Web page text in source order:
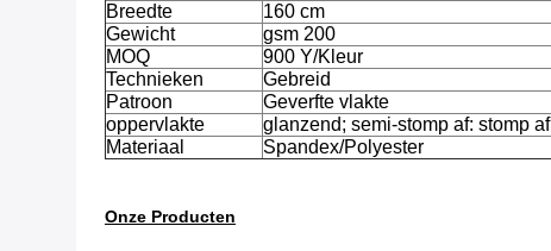
Breedte
160 cm
Gewicht
gsm 200
MOQ
900 Y/Kleur
Technieken
Gebreid
Patroon
Geverfte vlakte
oppervlakte
glanzend; semi-stomp af: stomp af
Materiaal
Spandex/Polyester
Onze Producten